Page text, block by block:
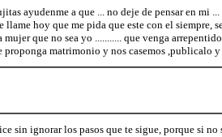
ayudenme a que ... no deje de pensar en mi
llame hoy que me pida que este con el siempre,
que no sea yo ........... que venga
matrimonio y nos casemos ,publicalo y
sin ignorar los pasos que te sigue, porque si